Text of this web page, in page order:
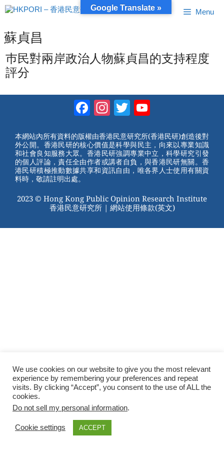
跳
至
容
Menu
蘇貞昌
巿民對兩岸政治人物蘇貞昌的支持程度
評分
Facebook
Instagram
Twitter
本網站內所有資料的版權由香港民意研究所(香港民研)創造後對
外公開。香港民研的核心價值是科學與民主，向來以專業知識
和社會良知服務大眾。香港民研強調專業中立，科學研究引發
的個人評論，責任全由作者或講者自負，與香港民研無關。香
港民研積極推動數據共享和資訊自由，唯各界人士使用有關資
料時，敬請註明出處。
2023 © Hong Kong Public Opinion Research Institute
香港民意研究所 | 網站使用條款(英文)
We use cookies on our website to give you the most relevant
experience by remembering your preferences and repeat
visits. By clicking “Accept”, you consent to the use of ALL the
cookies.
Do not sell my personal information
Google Translate »